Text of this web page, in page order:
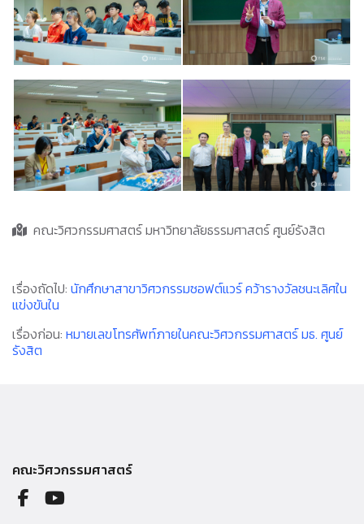
คณะวิศวกรรมศาสตร์ มหาวิทยาลัยธรรมศาสตร์ ศูนย์รังสิต
เรื่องถัดไป: นักศึกษาสาขาวิศวกรรมซอฟต์แวร์ คว้ารางวัลชนะเลิศใน
แข่งขันใน
เรื่องก่อน: หมายเลขโทรศัพท์ภายในคณะวิศวกรรมศาสตร์ มธ. ศูนย์
รังสิต
คณะวิศวกรรมศาสตร์